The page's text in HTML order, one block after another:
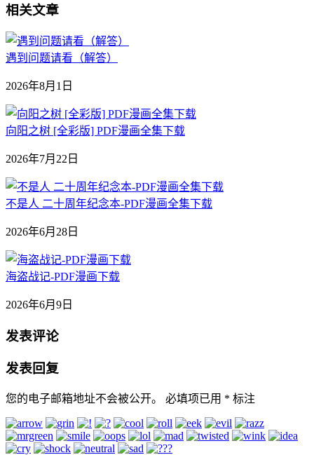
相关文章
遇到问题请看（解答）
2026年8月1日
向阳之树 [全彩版] PDF漫画全集下载
2026年7月22日
不是人 二十周年纪念本-PDF漫画全集下载
2026年6月28日
海盗战记-PDF漫画下载
2026年6月9日
发表评论
发表回复
您的电子邮箱地址不会被公开。 必填项已用 * 标注